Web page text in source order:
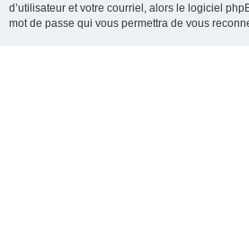
d’utilisateur et votre courriel, alors le logiciel
mot de passe qui vous permettra de vous